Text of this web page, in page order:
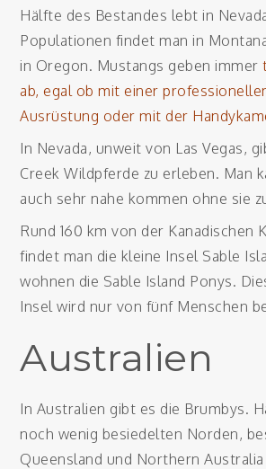
Hälfte des Bestandes lebt in
Populationen findet man in
in Oregon. Mustangs geben immer
ab, egal ob mit einer
Ausrüstung oder mit der
In Nevada, unweit von Las Vegas,
Creek Wildpferde zu erleben. Man
auch sehr nahe kommen ohne sie
Rund 160 km von der Kanadischen
findet man die kleine Insel Sable
wohnen die Sable Island Ponys.
Insel wird nur von fünf Menschen
Australien
In Australien gibt es die Brumbys.
noch wenig besiedelten Norden,
Queensland und Northern Australia